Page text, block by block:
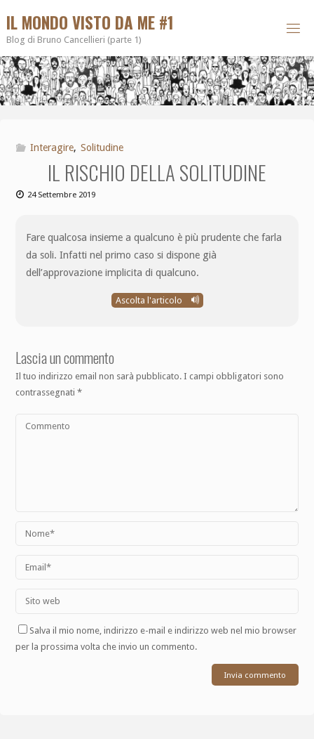
IL MONDO VISTO DA ME #1
Blog di Bruno Cancellieri (parte 1)
Interagire, Solitudine
IL RISCHIO DELLA SOLITUDINE
24 Settembre 2019
Fare qualcosa insieme a qualcuno è più prudente che farla
da soli. Infatti nel primo caso si dispone già
dell’approvazione implicita di qualcuno.
Ascolta l'articolo
Lascia un commento
Il tuo indirizzo email non sarà pubblicato. I campi obbligatori sono
contrassegnati*
Salva il mio nome, indirizzo e-mail e indirizzo web nel mio browser
per la prossima volta che invio un commento.